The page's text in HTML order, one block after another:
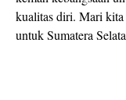
kualitas diri. Mari kita
untuk Sumatera